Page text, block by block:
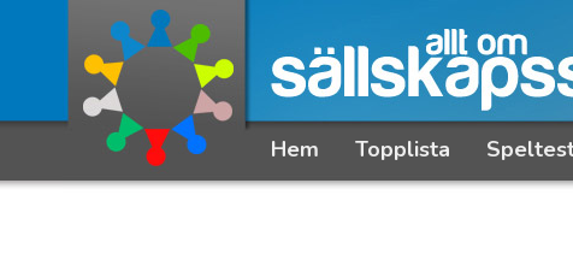
Hem Topplista